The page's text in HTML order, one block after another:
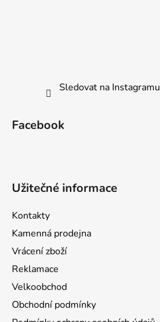
Sledovat na Instagramu
Facebook
Užitečné informace
Kontakty
Kamenná prodejna
Vrácení zboží
Reklamace
Velkoobchod
Obchodní podmínky